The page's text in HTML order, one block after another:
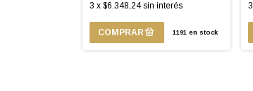
3 x $6.348,24 sin interés
1191en stock
3